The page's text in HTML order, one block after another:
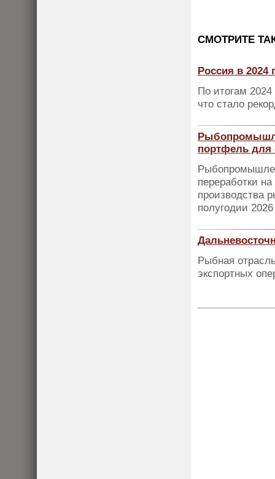
CМОТРИТЕ
Россия в 2024
По итогам
что стало
портфель для
переработки
производства
полугодии
Рыбная
экспортных